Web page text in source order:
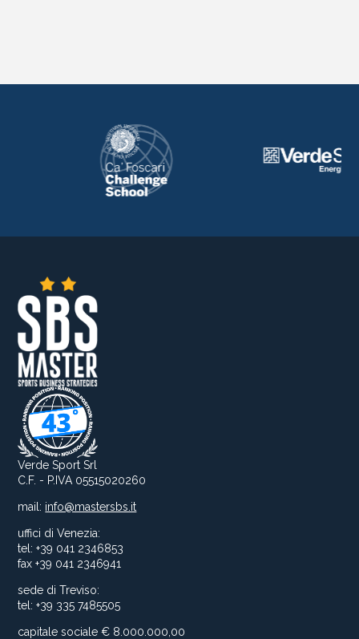
Verde Sport Srl
C.F. - P.IVA 05515020260
mail: info@mastersbs.it
uffici di Venezia:
tel: +39 041 2346853
fax +39 041 2346941
sede di Treviso:
tel: +39 335 7485505
capitale sociale € 8.000.000,00